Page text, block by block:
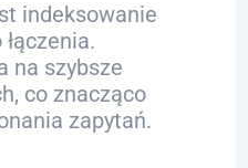
indeksowanie
na szybsze
co znacząco
zapytań.